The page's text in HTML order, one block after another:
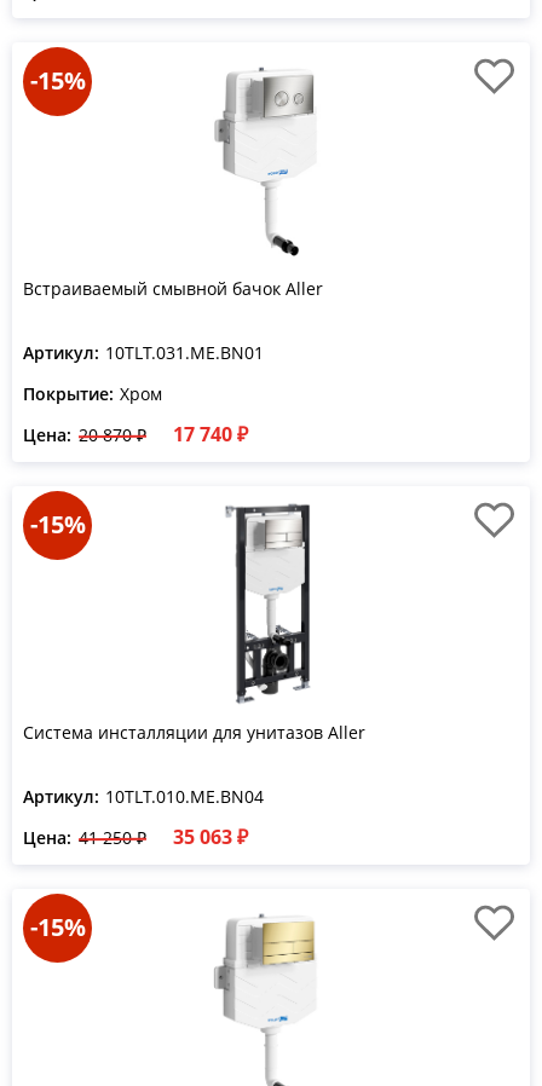
-15%
Встраиваемый смывной бачок Aller
Артикул: 10TLT.031.ME.BN01
Покрытие: Хром
Цена: 20 870 ₽ 17 740 ₽
-15%
Система инсталляции для унитазов Aller
Артикул: 10TLT.010.ME.BN04
Цена: 41 250 ₽ 35 063 ₽
-15%